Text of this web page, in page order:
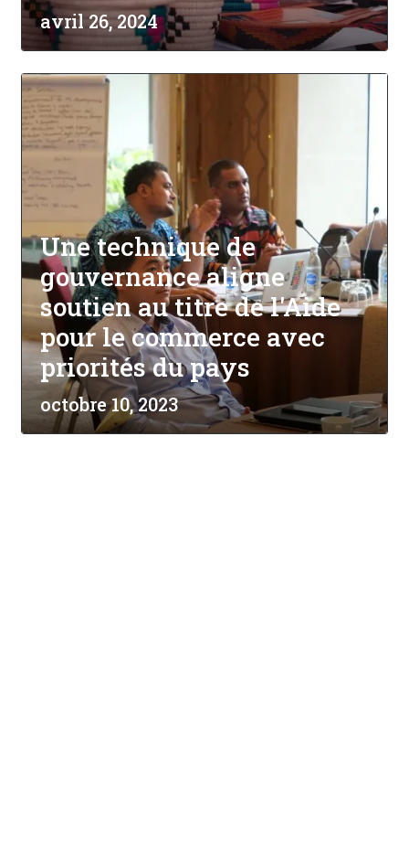
avril 26, 2024
Une technique de
gouvernance aligne
soutien au titre de l'Aide
pour le commerce avec
priorités du pays
octobre 10, 2023